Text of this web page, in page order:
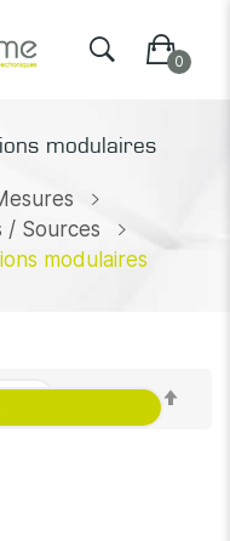
modulaires
/ Sources
modulaires